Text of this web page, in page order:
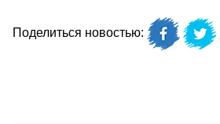
Поделиться новостью: